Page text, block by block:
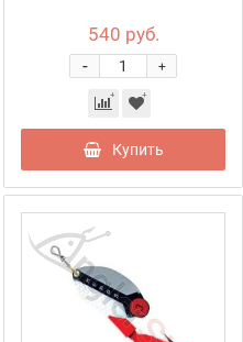
540 руб.
+
-
Купить